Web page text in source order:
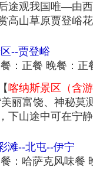
途观我国唯—由
高山草原贾登峪
--贾登峪
：正餐 晚餐：正
喀纳斯景区（含游
丽富饶、神秘
下山途中可在宁
滩--北屯--伊宁
：哈萨克风味餐